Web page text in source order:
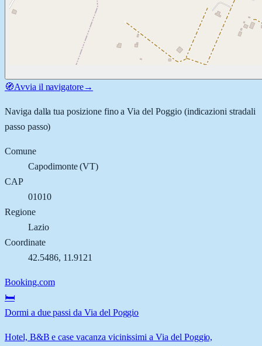
🧭Avvia il navigatore→
Naviga dalla tua posizione fino aVia del Poggio(indicazioni stradali
passo passo)
Comune
Capodimonte(VT)
CAP
01010
Regione
Lazio
Coordinate
42.5486, 11.9121
Booking.com
🛏️
Dormi a due passi da Via del Poggio
Hotel, B&B e case vacanza vicinissimi a Via del Poggio,